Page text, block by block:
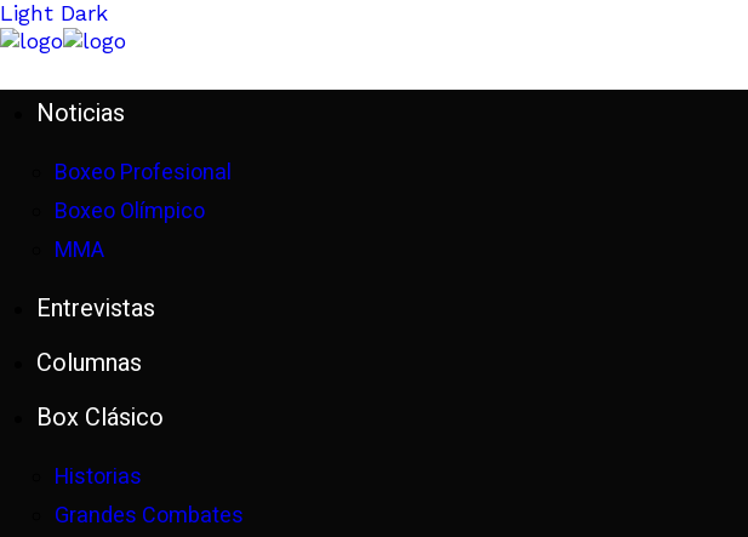
Light Dark
Noticias
Boxeo Profesional
Boxeo Olímpico
MMA
Entrevistas
Columnas
Box Clásico
Historias
Grandes Combates